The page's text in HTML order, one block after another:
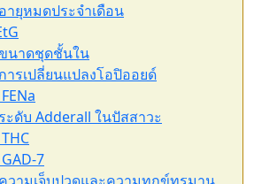
ายุหมดประจำเดือน
นาดชุดชั้นใน
รเปลี่ยนแปลงโอปิออยด์
ดับ Adderall ในปัสสาวะ
7